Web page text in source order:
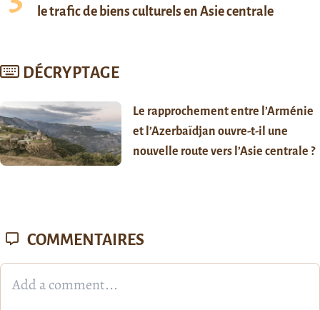
le trafic de biens culturels en Asie centrale
DÉCRYPTAGE
Le rapprochement entre l’Arménie
et l’Azerbaïdjan ouvre-t-il une
nouvelle route vers l’Asie centrale ?
COMMENTAIRES